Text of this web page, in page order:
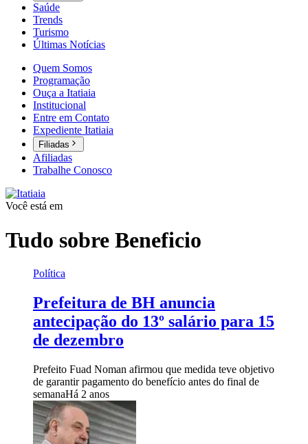
Saúde
Trends
Turismo
Últimas Notícias
Quem Somos
Programação
Ouça a Itatiaia
Institucional
Entre em Contato
Expediente Itatiaia
Filiadas
Afiliadas
Trabalhe Conosco
Você está em
Tudo sobre Beneficio
Política
Prefeitura de BH anuncia
antecipação do 13º salário para 15
de dezembro
Prefeito Fuad Noman afirmou que medida teve objetivo
de garantir pagamento do benefício antes do final de
semanaHá 2 anos